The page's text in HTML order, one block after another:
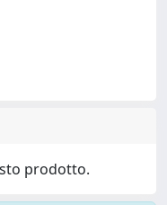
prodotto.